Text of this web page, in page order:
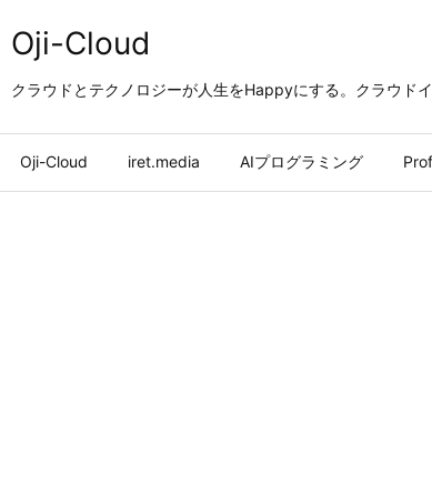
Oji-Cloud
クラウドとテクノロジーが人生をHappyにする。クラウド
Oji-Cloud iret.media AIプログラミング